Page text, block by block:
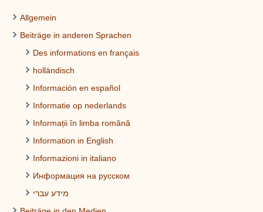
Allgemein
Beiträge in anderen Sprachen
Des informations en français
holländisch
Información en español
Informatie op nederlands
Informații în limba română
Information in English
Informazioni in italiano
Информация на русском
מידע עברי